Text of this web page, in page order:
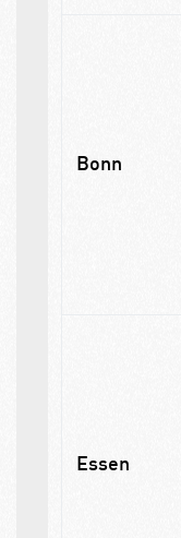
Bonn
Essen